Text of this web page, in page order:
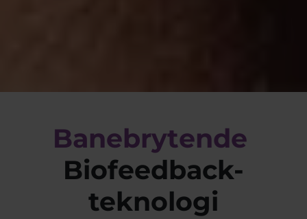
Banebrytende
Biofeedback-
teknologi